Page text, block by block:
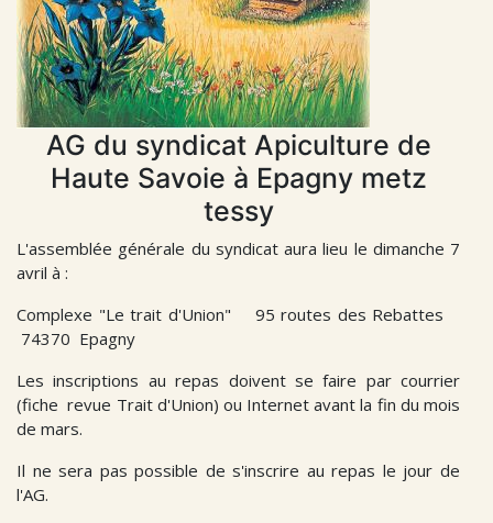
AG du syndicat Apiculture de
Haute Savoie à Epagny metz
tessy
L'assemblée générale du syndicat aura lieu le dimanche 7
avril à :
Complexe "Le trait d'Union" 95 routes des Rebattes
74370 Epagny
Les inscriptions au repas doivent se faire par courrier
(fiche revue Trait d'Union) ou Internet avant la fin du mois
de mars.
Il ne sera pas possible de s'inscrire au repas le jour de
l'AG.